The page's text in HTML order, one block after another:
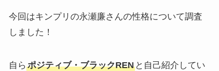
今回はキンプリの永瀬廉さんの性格について調査
しました！
自ら ポジティブ・ブラックRENと自己紹介してい